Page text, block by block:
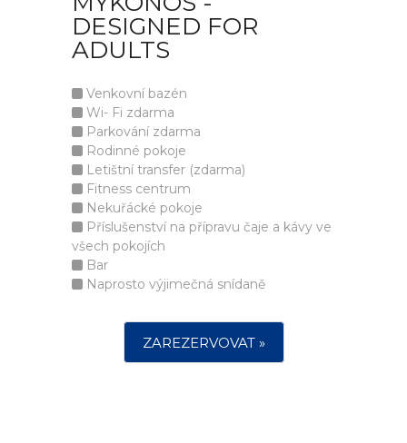
DESIGNED FOR
ADULTS
Venkovní bazén
Wi- Fi zdarma
Parkování zdarma
Rodinné pokoje
Letištní transfer (zdarma)
Fitness centrum
Nekuřácké pokoje
Příslušenství na přípravu čaje a kávy ve
všech pokojích
Bar
Naprosto výjimečná snídaně
ZAREZERVOVAT »